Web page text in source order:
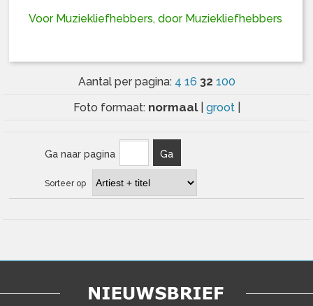
Voor Muziekliefhebbers, door Muziekliefhebbers
Aantal per pagina: 4 16 32 100
Foto formaat: normaal groot
Ga naar pagina Ga
Sorteer op